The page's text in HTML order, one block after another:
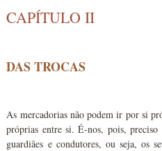
CAPÍTULO II
DAS TROCAS
As mercadorias não podem ir por si
próprias entre si. É-nos, pois, preciso
guardiães e condutores, ou seja, os